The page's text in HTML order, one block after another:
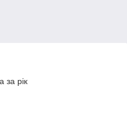
за рік